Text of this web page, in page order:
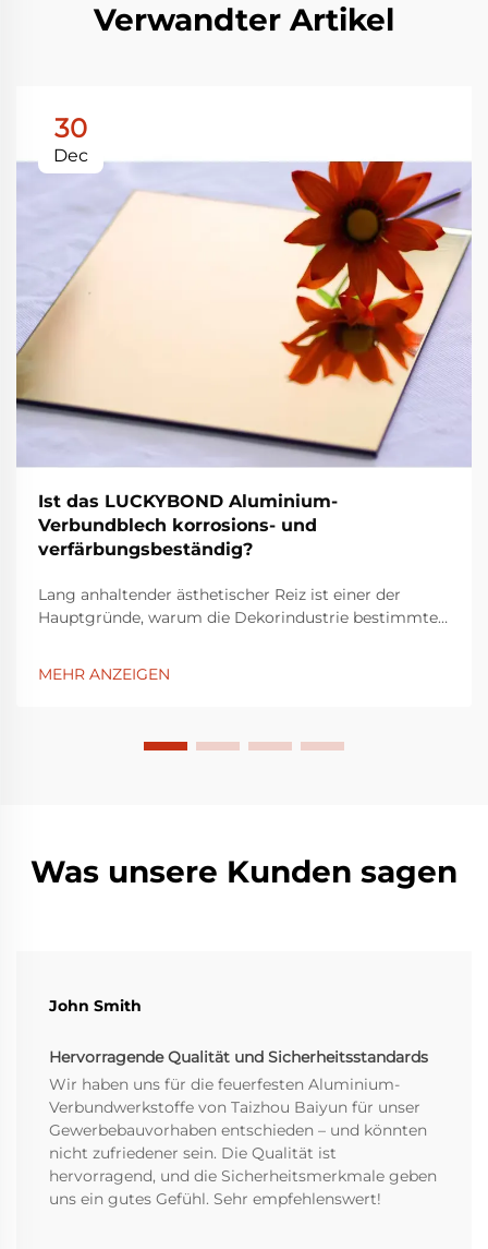
Verwandter Artikel
30
Dec
Ist das LUCKYBOND Aluminium-
Verbundblech korrosions- und
verfärbungsbeständig?
Lang anhaltender ästhetischer Reiz ist einer der
Hauptgründe, warum die Dekorindustrie bestimmte
ihrer Vielseitigkeit häufig eingesetzt. Unter diesen
MEHR ANZEIGEN
Was unsere Kunden sagen
John Smith
Hervorragende Qualität und Sicherheitsstandards
Wir haben uns für die feuerfesten Aluminium-
Verbundwerkstoffe von Taizhou Baiyun für unser
Gewerbebauvorhaben entschieden – und könnten
nicht zufriedener sein. Die Qualität ist
hervorragend, und die Sicherheitsmerkmale geben
uns ein gutes Gefühl. Sehr empfehlenswert!